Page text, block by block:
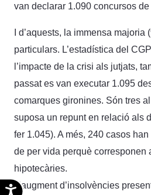
Accesibilidad
van declarar 1.090 concursos de
I d’aquests, la immensa
particulars. L’estadística del
l’impacte de la crisi als jutjats,
passat es van executar 1.095
comarques gironines. Són tres
suposa un repunt en relació als
fer 1.045). A més, 240 casos
de per vida perquè corresponen
hipotecàries.
L’augment d’insolvències